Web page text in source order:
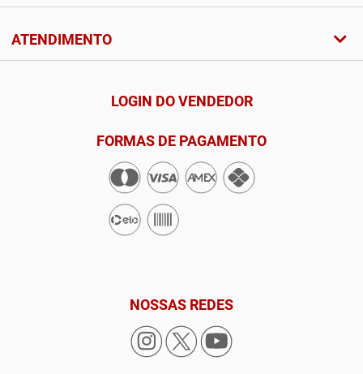
ATENDIMENTO
LOGIN DO VENDEDOR
FORMAS DE PAGAMENTO
NOSSAS REDES